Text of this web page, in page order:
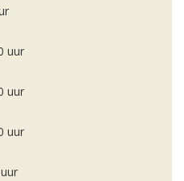
uur
uur
uur